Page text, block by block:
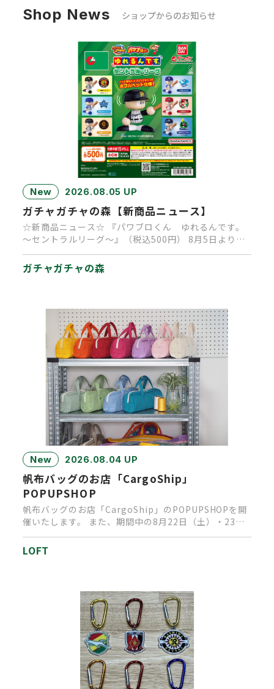
Shop News ショップからのお知らせ
New 2026.08.05 UP
ガチャガチャの森【新商品ニュース】
☆新商品ニュース☆ 『パワブロくん ゆれるんです。
～セントラルリーグ～』（税込500円） 8月5日より順
次発売中です。 …
ガチャガチャの森
New 2026.08.04 UP
帆布バッグのお店「CargoShip」
POPUPSHOP
帆布バッグのお店「CargoShip」のPOPUPSHOPを開
催いたします。 また、期間中の8月22日（土）・23日
（日…
LOFT